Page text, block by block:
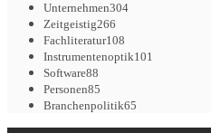
Unternehmen304
Zeitgeistig266
Fachliteratur108
Instrumentenoptik101
Software88
Personen85
Branchenpolitik65